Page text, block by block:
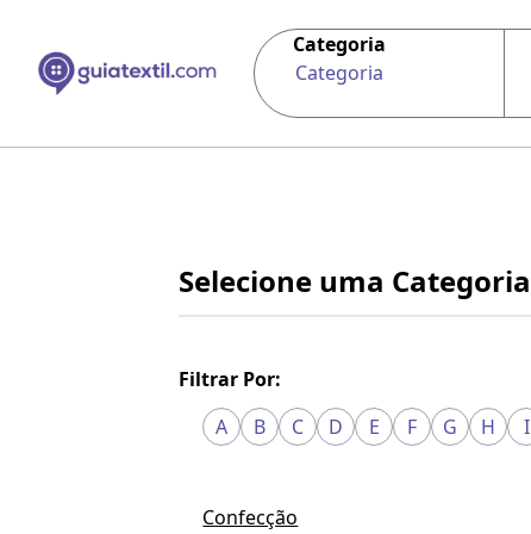
Categoria
Categoria
Selecione uma Categoria
Filtrar Por:
A
B C D E F G H I
Confecção